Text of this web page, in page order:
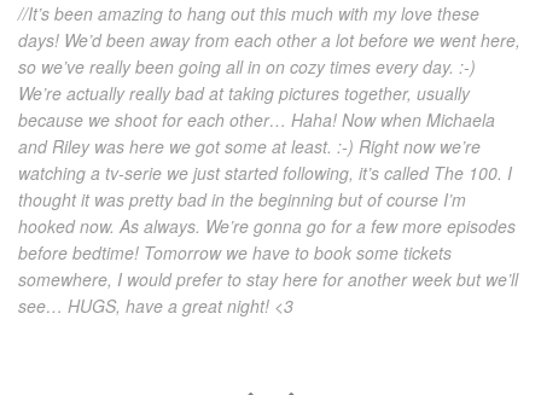
//It’s been amazing to hang out this much with my love these
days! We’d been away from each other a lot before we went here,
so we’ve really been going all in on cozy times every day. :-)
We’re actually really bad at taking pictures together, usually
because we shoot for each other… Haha! Now when Michaela
and Riley was here we got some at least. :-) Right now we’re
watching a tv-serie we just started following, it’s called The 100. I
thought it was pretty bad in the beginning but of course I’m
hooked now. As always. We’re gonna go for a few more episodes
before bedtime! Tomorrow we have to book some tickets
somewhere, I would prefer to stay here for another week but we’ll
see… HUGS, have a great night! <3